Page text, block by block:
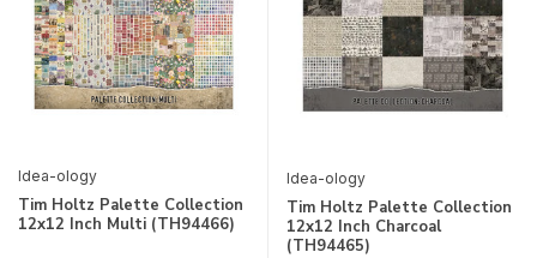
Idea-ology
Tim Holtz Palette Collection
12x12 Inch Multi (TH94466)
Idea-ology
Tim Holtz Palette Collection
12x12 Inch Charcoal
(TH94465)